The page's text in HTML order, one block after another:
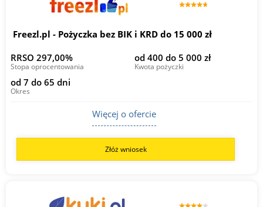
Freezl.pl - Pożyczka bez BIK i KRD do 15 000 zł
RRSO 297,00%
Stopa oprocentowania
od 400 do 5 000 zł
Kwota pożyczki
od 7 do 65 dni
Okres
Więcej o ofercie
Złóż wniosek